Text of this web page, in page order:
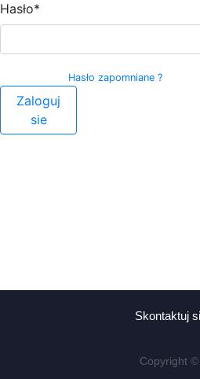
Hasło*
Hasło zapomniane ?
Zaloguj
sie
Skontaktuj
Copyright